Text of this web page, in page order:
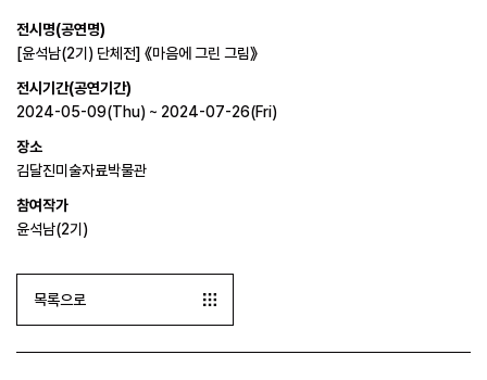
전시명(공연명)
[윤석남(2기) 단체전] 《마음에 그린 그림》
전시기간(공연기간)
2024-05-09(Thu) ~ 2024-07-26(Fri)
장소
김달진미술자료박물관
참여작가
윤석남(2기)
목록으로